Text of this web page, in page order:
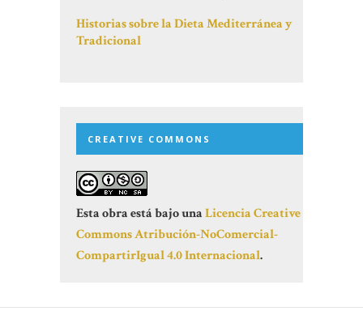
Historias sobre la Dieta Mediterránea y
Tradicional
CREATIVE COMMONS
Esta obra está bajo unaLicencia Creative
Commons Atribución-NoComercial-
CompartirIgual 4.0 Internacional.